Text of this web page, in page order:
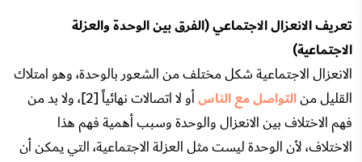
تعريف الانعزال الاجتماعي (الفرق بين الوحدة والعزلة
الاجتماعية)
الانعزال الاجتماعية شكل مختلف من الشعور بالوحدة، وهو امتلاك
القليل منالتواصل مع الناس
أو لا اتصالات نهائياً [2]، ولا بد من
فهم الاختلاف بين الانعزال والوحدة وسبب أهمية فهم هذا
الاختلاف، لأن الوحدة ليست مثل العزلة الاجتماعية، التي يمكن أن